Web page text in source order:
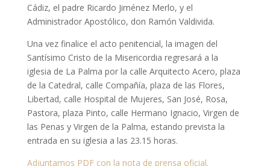
Cádiz, el padre Ricardo Jiménez Merlo, y el
Administrador Apostólico, don Ramón Valdivida.
Una vez finalice el acto penitencial, la imagen del
Santísimo Cristo de la Misericordia regresará a la
iglesia de La Palma por la calle Arquitecto Acero, plaza
de la Catedral, calle Compañía, plaza de las Flores,
Libertad, calle Hospital de Mujeres, San José, Rosa,
Pastora, plaza Pinto, calle Hermano Ignacio, Virgen de
las Penas y Virgen de la Palma, estando prevista la
entrada en su iglesia a las 23.15 horas.
Adjuntamos PDF con la nota de prensa oficial.